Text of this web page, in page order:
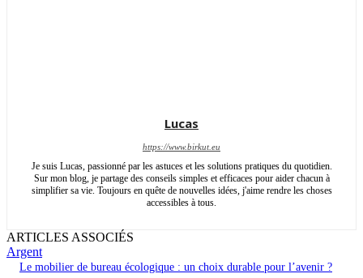
Lucas
https://www.birkut.eu
Je suis Lucas, passionné par les astuces et les solutions pratiques du quotidien.
Sur mon blog, je partage des conseils simples et efficaces pour aider chacun à
simplifier sa vie. Toujours en quête de nouvelles idées, j'aime rendre les choses
accessibles à tous.
ARTICLES ASSOCIÉS
Argent
Le mobilier de bureau écologique : un choix durable pour l’avenir ?